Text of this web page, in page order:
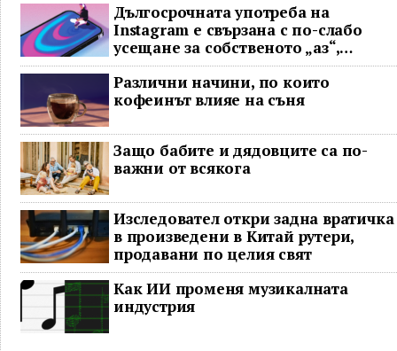
Дългосрочната употреба на
Instagram е свързана с по-слабо
усещане за собственото „аз“,
показва проучване
Различни начини, по които
кофеинът влияе на съня
Защо бабите и дядовците са по-
важни от всякога
Изследовател откри задна вратичка
в произведени в Китай рутери,
продавани по целия свят
Как ИИ променя музикалната
индустрия